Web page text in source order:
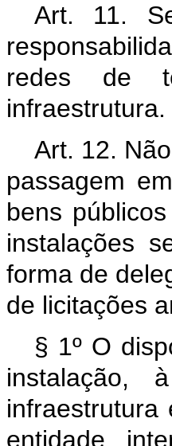
Art. 11.
redes de
infraestrutura.
Art. 12.
passagem
bens
instalações
forma de
de licitações
§ 1º O
instalação,
entidade